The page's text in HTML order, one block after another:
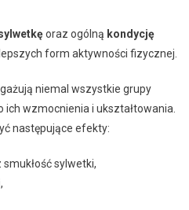
oraz ogólną kondycję
form aktywności fizycznej.
niemal wszystkie grupy
ich wzmocnienia i ukształtowania.
następujące efekty:
smukłość sylwetki,
,